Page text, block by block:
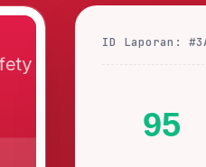
ID Laporan:
95